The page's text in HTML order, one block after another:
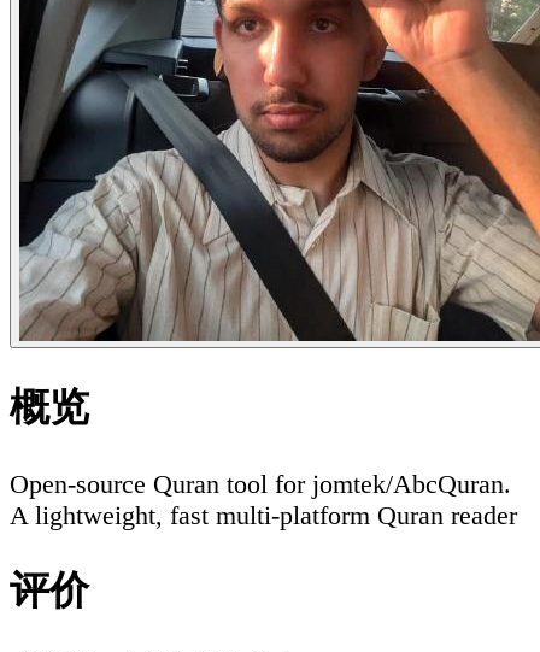
概览
Open-source Quran tool for jomtek/AbcQuran.
A lightweight, fast multi-platform Quran reader
评价